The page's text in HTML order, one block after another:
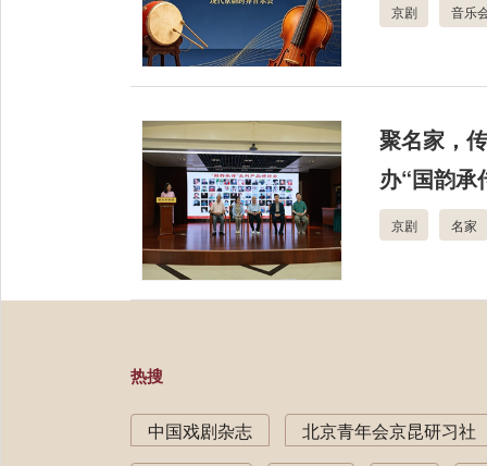
京剧 音乐
聚名家，
办“国韵承
京剧 名家
热搜
中国戏剧杂志
北京青年会京昆研习社